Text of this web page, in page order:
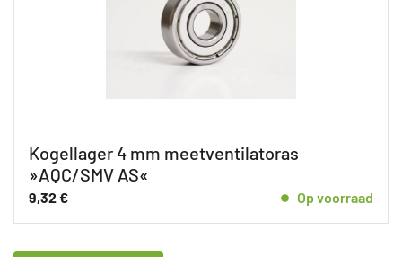
Kogellager 4 mm meetventilatoras
»AQC/SMV AS«
9,32€ Op voorraad